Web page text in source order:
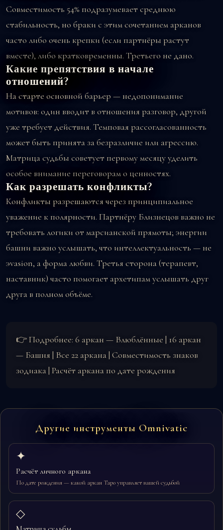
Совместимость 54% подразумевает среднюю
стабильность, но браки с этим сочетанием арканов
часто либо очень крепки (если партнёры растут
вместе), либо кратковременны. Третьего не дано.
Какие препятствия в начале
отношений?
На старте основной барьер — недопонимание
мотивов: один вводит в отношения разговор, другой
уже требует действия. Темповая рассогласованность
может быть принята за безразличие или агрессию.
Матрица судьбы советует первому месяцу уделить
особое внимание переговорам о ценностях.
Как разрешать конфликты?
Конфликты разрешаются через принципиальное
уважение к полярности. Партнёру Близнецов важно не
требовать логики от марсианской прямоты; энергии
башни важно услышать, что интеллектуальность — не
эvasion, а форма любви. Третья сторона (терапевт,
наставник) часто помогает архетипам услышать друг
друга в полном объёме.
👉 Подробнее: 6 аркан — Влюблённые | 16 аркан
— Башня | Все 22 аркана| Совместимость знаков
зодиака| Расчёт аркана по дате рождения
Другие инструменты Omnivatic
✦
Расчёт личного аркана
По дате рождения — какой аркан Таро управляет вашей судьбой
◇